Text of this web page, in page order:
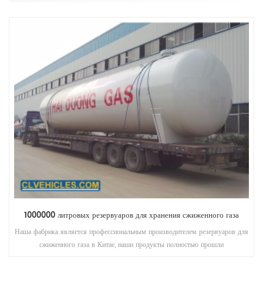
1000000 литровых резервуаров для хранения сжиженного газа
Наша фабрика является профессиональным производителем резервуаров для
сжиженного газа в Китае, наши продукты полностью прошли